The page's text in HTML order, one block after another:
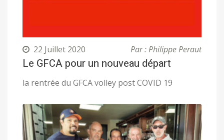
22 Juillet 2020 Par : Philippe Peraut
Le GFCA pour un nouveau départ
la rentrée du GFCA volley post COVID 19